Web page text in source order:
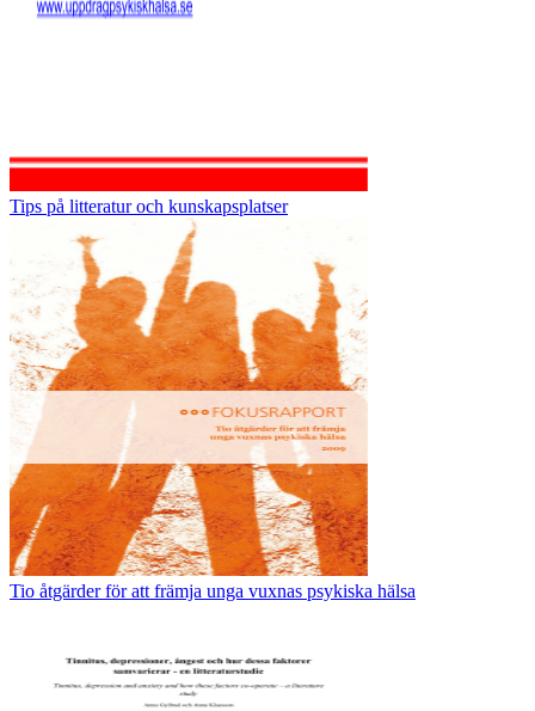
Tips på litteratur och kunskapsplatser
Tio åtgärder för att främja unga vuxnas psykiska hälsa